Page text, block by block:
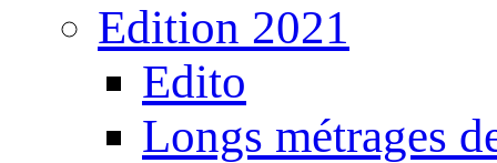
Edition 2021
Edito
Longs métrages